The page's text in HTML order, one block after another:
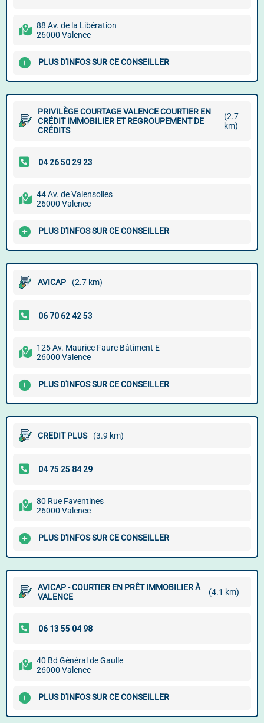
88 Av. de la Libération
26000 Valence
PLUS D'INFOS SUR CE CONSEILLER
PRIVILÈGE COURTAGE VALENCE COURTIER EN
CRÉDIT IMMOBILIER ET REGROUPEMENT DE
CRÉDITS
(2.7
km)
44 Av. de Valensolles
26000 Valence
PLUS D'INFOS SUR CE CONSEILLER
AVICAP (2.7 km)
125 Av. Maurice Faure Bâtiment E
26000 Valence
PLUS D'INFOS SUR CE CONSEILLER
CREDIT PLUS (3.9 km)
80 Rue Faventines
26000 Valence
PLUS D'INFOS SUR CE CONSEILLER
AVICAP - COURTIER EN PRÊT IMMOBILIER À
VALENCE
(4.1 km)
40 Bd Général de Gaulle
26000 Valence
PLUS D'INFOS SUR CE CONSEILLER